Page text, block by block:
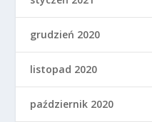
grudzień 2020
listopad 2020
październik 2020